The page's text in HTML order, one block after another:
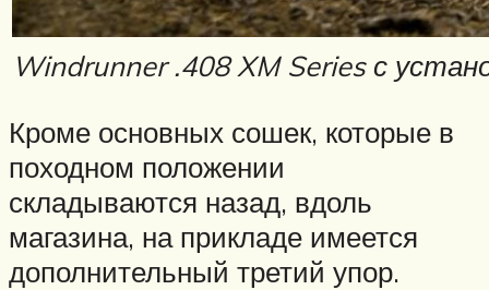
Windrunner .408 XM Series с
Кроме основных сошек, которые в
походном положении
складываются назад, вдоль
магазина, на прикладе имеется
дополнительный третий упор.